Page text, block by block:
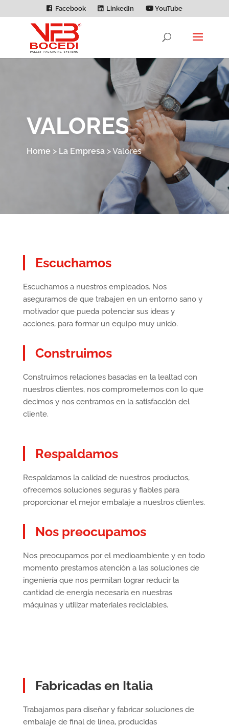
Facebook LinkedIn YouTube
VALORES
Home > La Empresa>Valores
Escuchamos
Escuchamos a nuestros empleados. Nos
aseguramos de que trabajen en un entorno sano y
motivador que pueda potenciar sus ideas y
acciones, para formar un equipo muy unido.
Construimos
Construimos relaciones basadas en la lealtad con
nuestros clientes, nos comprometemos con lo que
decimos y nos centramos en la satisfacción del
cliente.
Respaldamos
Respaldamos la calidad de nuestros productos,
ofrecemos soluciones seguras y fiables para
proporcionar el mejor embalaje a nuestros clientes.
Nos preocupamos
Nos preocupamos por el medioambiente y en todo
momento prestamos atención a las soluciones de
ingeniería que nos permitan lograr reducir la
cantidad de energía necesaria en nuestras
máquinas y utilizar materiales reciclables.
Fabricadas en Italia
Trabajamos para diseñar y fabricar soluciones de
embalaje de final de línea, producidas